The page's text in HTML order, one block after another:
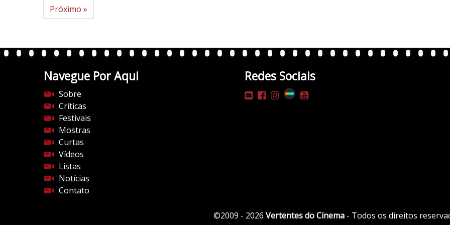
Próximo »
Navegue Por Aqui
Sobre
Críticas
Festivais
Mostras
Curtas
Vídeos
Listas
Notícias
Contato
Redes Sociais
©2009 - 2026 Vertentes do Cinema - Todos os direitos